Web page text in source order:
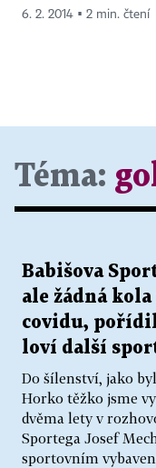
6. 2. 2014 ▪ 2 min. čtení
Téma:
Babišova
ale žádná
covidu,
loví další
Do šílenství, jako
Horko těžko jsme
dvěma lety v
Sportega Josef
sportovním